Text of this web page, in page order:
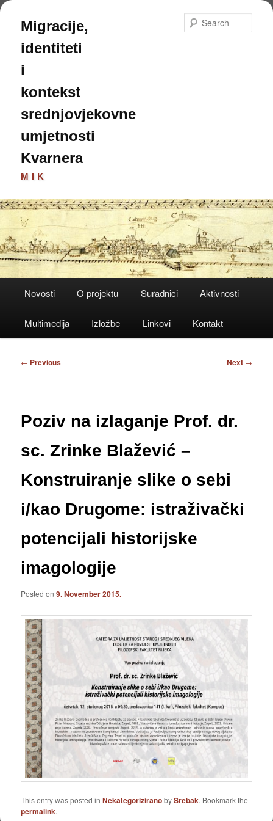
Skip
primary
content
Migracije,
identiteti
i
kontekst
srednjovjekovne
umjetnosti
Kvarnera
MIK
Novosti O projektu Suradnici Aktivnosti
Multimedija Izložbe Linkovi Kontakt
Post
← Previous Next →
Poziv na izlaganje Prof. dr.
sc. Zrinke Blažević –
Konstruiranje slike o sebi
i/kao Drugome: istraživački
potencijali historijske
imagologije
Posted on9. November 2015.
This entry was posted inNekategoriziranobySrebak. Bookmark the
permalink.